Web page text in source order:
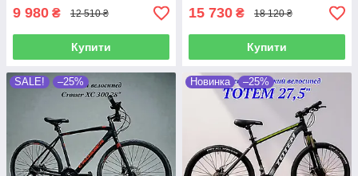
9 980 ₴ 12 510 ₴
Купити
15 730 ₴ 18 120 ₴
Купити
SALE! –25% Новинка –25%